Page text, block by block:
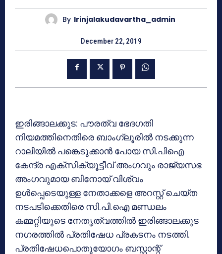
By Irinjalakudavartha_admin
December 22, 2019
ഇരിങ്ങാലക്കുട: പൗരത്വ ഭേദഗതി
നിയമത്തിനെതിരെ ബാംഗ്ലൂരില്‍ നടക്കുന്ന
റാലിയില്‍ പങ്കെടുക്കാന്‍ പോയ സി.പിഐ
കേന്ദ്ര എക്‌സിക്യൂട്ടീവ് അംഗവും രാജ്യസഭ
അംഗവുമായ ബിനോയ് വിശ്വം
ഉള്‍പ്പെടെയുള്ള നേതാക്കളെ അറസ്റ്റ് ചെയ്ത
നടപടിക്കെതിരെ സി.പി.ഐ മണ്ഡലം
കമ്മറ്റിയുടെ നേതൃത്വത്തില്‍ ഇരിങ്ങാലക്കുട
നഗരത്തില്‍ പ്രതിഷേധ പ്രകടനം നടത്തി.
പ്രതിഷേധപൊതുയോഗം ബസ്റ്റാന്റ്